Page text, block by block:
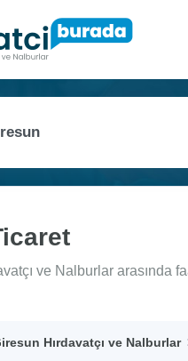
ve Nalburlar arasında
Hırdavatçı ve Nalburlar